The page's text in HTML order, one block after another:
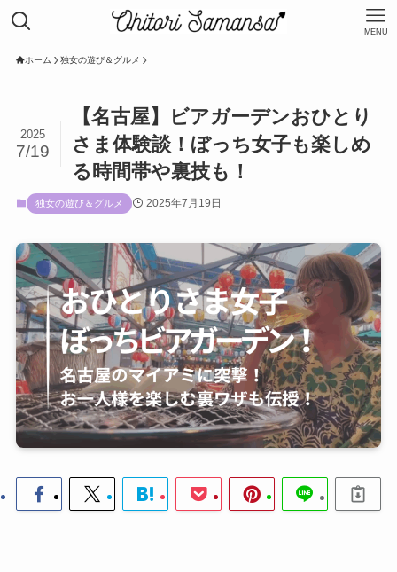
MENU
ホーム 独女の遊び＆グルメ
【名古屋】ビアガーデンおひとり
さま体験談！ぼっち女子も楽しめ
る時間帯や裏技も！
2025
7/19
独女の遊び＆グルメ 2025年7月19日